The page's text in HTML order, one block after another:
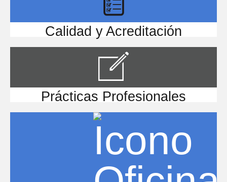
Calidad y Acreditación
Prácticas Profesionales